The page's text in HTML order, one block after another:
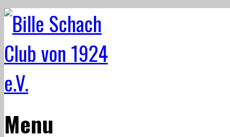
Menu